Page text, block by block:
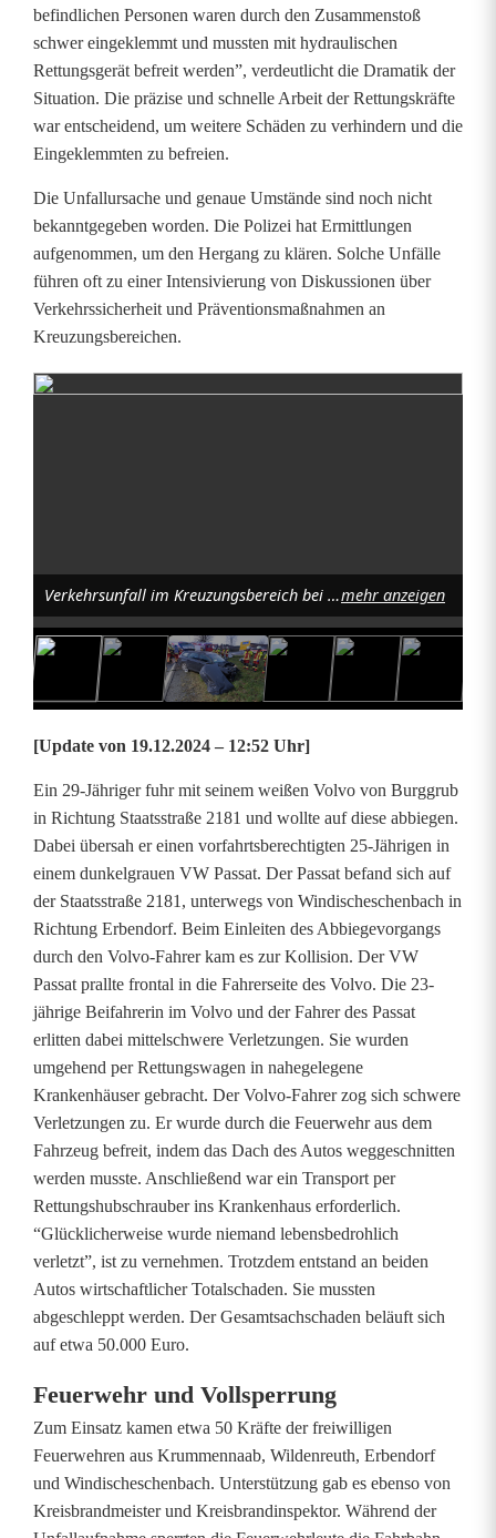
S
c
h
w
e
r
e
r
n
l
b
e
i
K
r
u
m
m
e
n
n
a
a
b
f
o
r
d
r
t
E
befindlichen Personen waren durch den Zusammenstoß
schwer eingeklemmt und mussten mit hydraulischen
Rettungsgerät befreit werden”, verdeutlicht die Dramatik der
Situation. Die präzise und schnelle Arbeit der Rettungskräfte
war entscheidend, um weitere Schäden zu verhindern und die
Eingeklemmten zu befreien.
Die Unfallursache und genaue Umstände sind noch nicht
bekanntgegeben worden. Die Polizei hat Ermittlungen
aufgenommen, um den Hergang zu klären. Solche Unfälle
führen oft zu einer Intensivierung von Diskussionen über
Verkehrssicherheit und Präventionsmaßnahmen an
Kreuzungsbereichen.
Verkehrsunfall im Kreuzungsbereich bei Burggrub. Foto: News5mehr anzeigen
[Update von 19.12.2024 – 12:52 Uhr]
Ein 29-Jähriger fuhr mit seinem weißen Volvo von Burggrub
in Richtung Staatsstraße 2181 und wollte auf diese abbiegen.
Dabei übersah er einen vorfahrtsberechtigten 25-Jährigen in
einem dunkelgrauen VW Passat. Der Passat befand sich auf
der Staatsstraße 2181, unterwegs von Windischeschenbach in
Richtung Erbendorf. Beim Einleiten des Abbiegevorgangs
durch den Volvo-Fahrer kam es zur Kollision. Der VW
Passat prallte frontal in die Fahrerseite des Volvo. Die 23-
jährige Beifahrerin im Volvo und der Fahrer des Passat
erlitten dabei mittelschwere Verletzungen. Sie wurden
umgehend per Rettungswagen in nahegelegene
Krankenhäuser gebracht. Der Volvo-Fahrer zog sich schwere
Verletzungen zu. Er wurde durch die Feuerwehr aus dem
Fahrzeug befreit, indem das Dach des Autos weggeschnitten
werden musste. Anschließend war ein Transport per
Rettungshubschrauber ins Krankenhaus erforderlich.
“Glücklicherweise wurde niemand lebensbedrohlich
verletzt”, ist zu vernehmen. Trotzdem entstand an beiden
Autos wirtschaftlicher Totalschaden. Sie mussten
abgeschleppt werden. Der Gesamtsachschaden beläuft sich
auf etwa 50.000 Euro.
Feuerwehr und Vollsperrung
Zum Einsatz kamen etwa 50 Kräfte der freiwilligen
Feuerwehren aus Krummennaab, Wildenreuth, Erbendorf
und Windischeschenbach. Unterstützung gab es ebenso von
Kreisbrandmeister und Kreisbrandinspektor. Während der